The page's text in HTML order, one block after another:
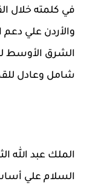
في كلمته خلال
والأردن علي
الشرق الأوسط
شامل وعادل
الملك عبد ﷲ
السلام علي